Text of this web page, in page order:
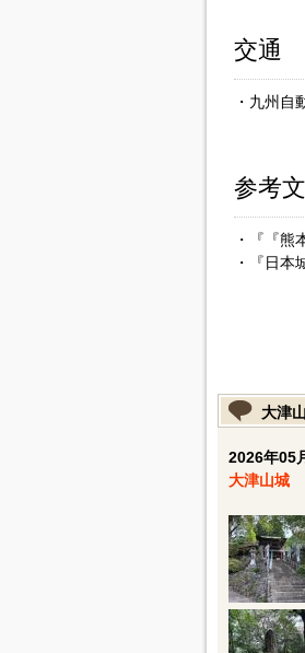
交通
・九州自
参考
・『『熊
・『日本
大津
2026年05
大津山城